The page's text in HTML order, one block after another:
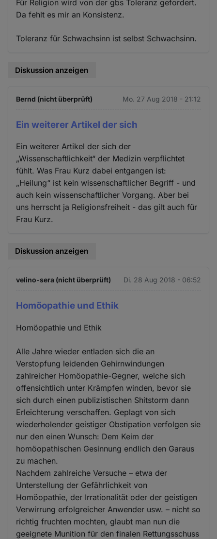
Für Religion wird von der gbs Toleranz gefordert.
Da fehlt es mir an Konsistenz.
Toleranz für Schwachsinn ist selbst Schwachsinn.
Diskussion anzeigen
Bernd (nicht überprüft) Mo. 27 Aug 2018 - 21:12
Ein weiterer Artikel der sich
Ein weiterer Artikel der sich der
„Wissenschaftlichkeit“ der Medizin verpflichtet
fühlt. Was Frau Kurz dabei entgangen ist:
„Heilung“ ist kein wissenschaftlicher Begriff - und
auch kein wissenschaftlicher Vorgang. Aber bei
uns herrscht ja Religionsfreiheit - das gilt auch für
Frau Kurz.
Diskussion anzeigen
velino-sera (nicht überprüft) Di. 28 Aug 2018 - 06:52
Homöopathie und Ethik
Homöopathie und Ethik
Alle Jahre wieder entladen sich die an
Verstopfung leidenden Gehirnwindungen
zahlreicher Homöopathie-Gegner, welche sich
offensichtlich unter Krämpfen winden, bevor sie
sich durch einen publizistischen Shitstorm dann
Erleichterung verschaffen. Geplagt von sich
wiederholender geistiger Obstipation verfolgen sie
nur den einen Wunsch: Dem Keim der
homöopathischen Gesinnung endlich den Garaus
zu machen.
Nachdem zahlreiche Versuche – etwa der
Unterstellung der Gefährlichkeit von
Homöopathie, der Irrationalität oder der geistigen
Verwirrung erfolgreicher Anwender usw. – nicht so
richtig fruchten mochten, glaubt man nun die
geeignete Munition für den finalen Rettungsschuss